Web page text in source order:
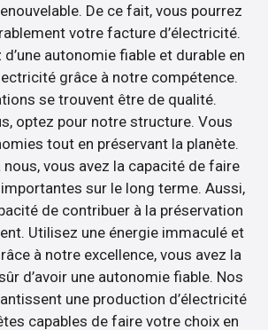
De ce fait, vous pourrez
votre facture d’électricité.
autonomie fiable et durable en
grâce à notre compétence.
se trouvent être de qualité.
optez pour notre structure. Vous
tout en préservant la planète.
nous, vous avez la capacité de faire
sur le long terme. Aussi,
de contribuer à la préservation
Utilisez une énergie immaculé et
à notre excellence, vous avez la
d’avoir une autonomie fiable. Nos
une production d’électricité
capables de faire votre choix en